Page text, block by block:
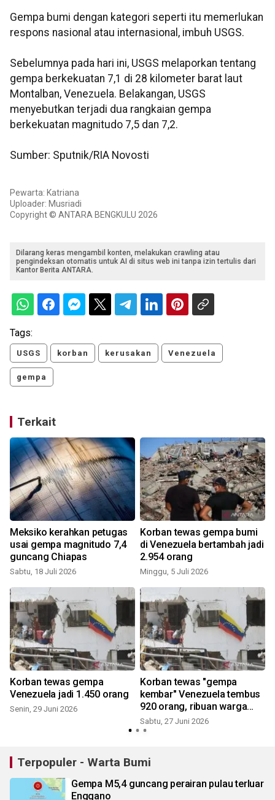
Gempa bumi dengan kategori seperti itu memerlukan
respons nasional atau internasional, imbuh USGS.
Sebelumnya pada hari ini, USGS melaporkan tentang
gempa berkekuatan 7,1 di 28 kilometer barat laut
Montalban, Venezuela. Belakangan, USGS
menyebutkan terjadi dua rangkaian gempa
berkekuatan magnitudo 7,5 dan 7,2.
Sumber: Sputnik/RIA Novosti
Pewarta: Katriana
Uploader: Musriadi
Copyright © ANTARA BENGKULU 2026
Dilarang keras mengambil konten, melakukan crawling atau
pengindeksan otomatis untuk AI di situs web ini tanpa izin tertulis dari
Kantor Berita ANTARA.
Tags:
USGS korban kerusakan Venezuela
gempa
Terkait
Meksiko kerahkan petugas
usai gempa magnitudo 7,4
guncang Chiapas
Sabtu, 18 Juli 2026
Korban tewas gempa bumi
di Venezuela bertambah jadi
2.954 orang
Minggu, 5 Juli 2026
Korban tewas gempa
Venezuela jadi 1.450 orang
Senin, 29 Juni 2026
Korban tewas "gempa
kembar" Venezuela tembus
920 orang, ribuan warga
terluka
Sabtu, 27 Juni 2026
Terpopuler - Warta Bumi
Gempa M5,4 guncang perairan pulau terluar
Enggano